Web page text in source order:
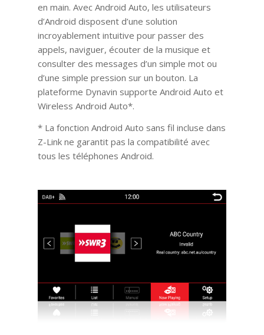
en main. Avec Android Auto, les utilisateurs
d’Android disposent d’une solution
incroyablement intuitive pour passer des
appels, naviguer, écouter de la musique et
consulter des messages d’un simple mot ou
d’une simple pression sur un bouton. La
plateforme Dynavin supporte Android Auto et
Wireless Android Auto*.
* La fonction Android Auto sans fil incluse dans
Z-Link ne garantit pas la compatibilité avec
tous les téléphones Android.